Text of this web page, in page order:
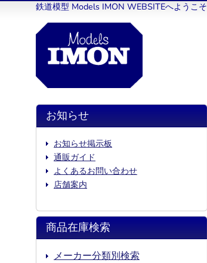
鉄道模型 Models IMON WEBSITEへようこそ
お知らせ
お知らせ掲示板
通販ガイド
よくあるお問い合わせ
店舗案内
商品在庫検索
メーカー分類別検索